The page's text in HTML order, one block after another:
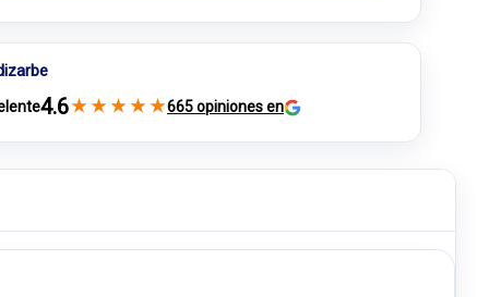
4.6★ ★ ★ ★ ★665 opiniones en